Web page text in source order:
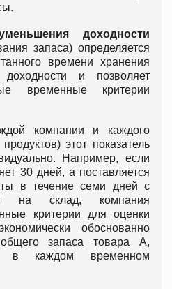
доходности
запаса) определяется
времени хранения
и позволяет
временные критерии
компании и каждого
этот показатель
Например, если
30 дней, а поставляется
в течение семи дней с
на склад, компания
критерии для оценки
обоснованно
запаса товара А,
в каждом временном